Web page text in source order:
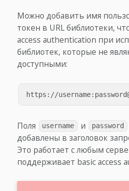
Можно добавить имя
токен в URL библиотеки,
access authentication при
библиотек, которые не
доступными:
Поля username и password
добавлены в заголовок
Это работает с любым
поддерживает basic access